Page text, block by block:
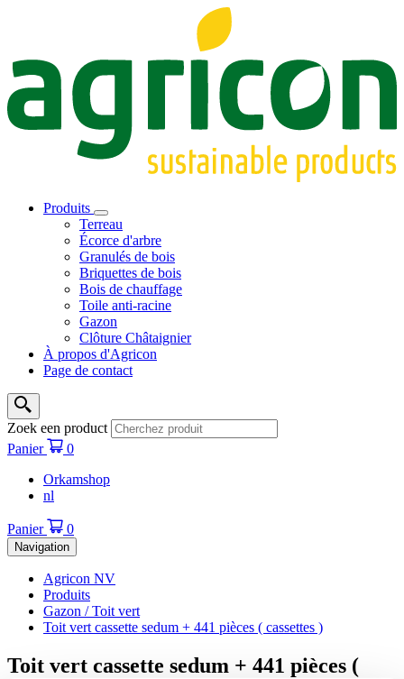
Produits
Terreau
Écorce d'arbre
Granulés de bois
Briquettes de bois
Bois de chauffage
Toile anti-racine
Gazon
Clôture Châtaignier
À propos d'Agricon
Page de contact
Zoek een product
Panier
0
Orkamshop
nl
Panier 0
Navigation
Agricon NV
Produits
Gazon / Toit vert
Toit vert cassette sedum + 441 pièces ( cassettes )
Toit vert cassette sedum + 441 pièces (